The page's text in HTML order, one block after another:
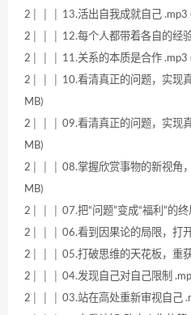
2│ │ │ 13.活出自我成就自己 .mp3
2│ │ │ 12.每个人都带着各自的经
2│ │ │ 11.关系的本质是合作 .mp3
2│ │ │ 10.看清真正的问题，实现
MB)
2│ │ │ 09.看清真正的问题，实现
MB)
2│ │ │ 08.掌握欣赏事物的新视角
MB)
2│ │ │ 07.把“问题”变成“福利”的
2│ │ │ 06.看到因果论的局限，打
2│ │ │ 05.打破思维的天花板，重
2│ │ │ 04.发现自己对自己限制
2│ │ │ 03.站在高处重新审视自己